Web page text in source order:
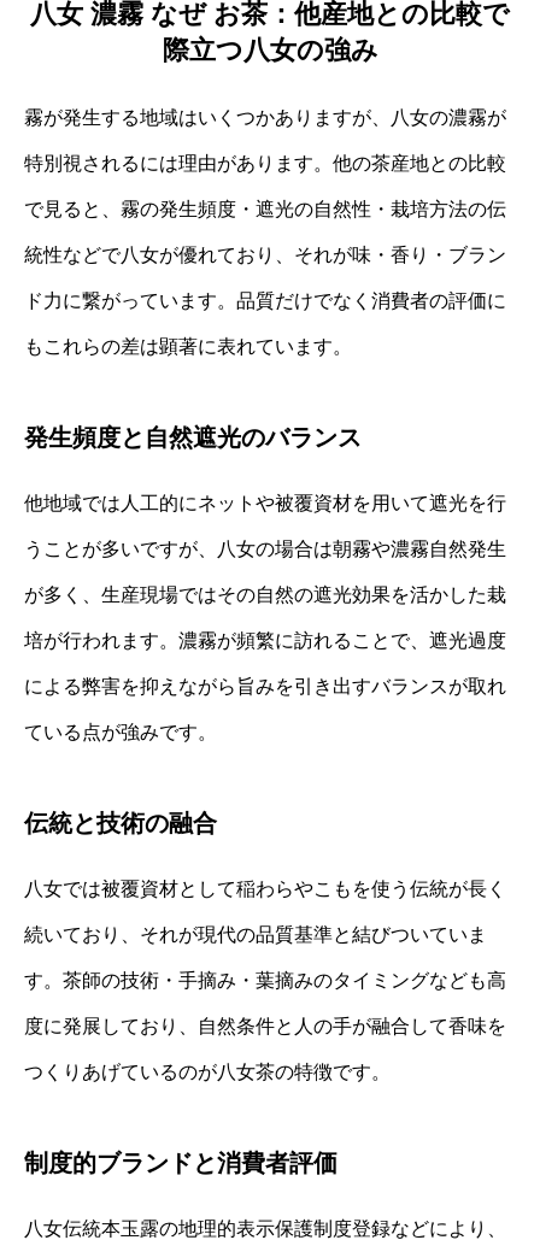
八女 濃霧 なぜ お茶：他産地との比較で
際立つ八女の強み
霧が発生する地域はいくつかありますが、八女の濃霧が
特別視されるには理由があります。他の茶産地との比較
で見ると、霧の発生頻度・遮光の自然性・栽培方法の伝
統性などで八女が優れており、それが味・香り・ブラン
ド力に繋がっています。品質だけでなく消費者の評価に
もこれらの差は顕著に表れています。
発生頻度と自然遮光のバランス
他地域では人工的にネットや被覆資材を用いて遮光を行
うことが多いですが、八女の場合は朝霧や濃霧自然発生
が多く、生産現場ではその自然の遮光効果を活かした栽
培が行われます。濃霧が頻繁に訪れることで、遮光過度
による弊害を抑えながら旨みを引き出すバランスが取れ
ている点が強みです。
伝統と技術の融合
八女では被覆資材として稲わらやこもを使う伝統が長く
続いており、それが現代の品質基準と結びついていま
す。茶師の技術・手摘み・葉摘みのタイミングなども高
度に発展しており、自然条件と人の手が融合して香味を
つくりあげているのが八女茶の特徴です。
制度的ブランドと消費者評価
八女伝統本玉露の地理的表示保護制度登録などにより、